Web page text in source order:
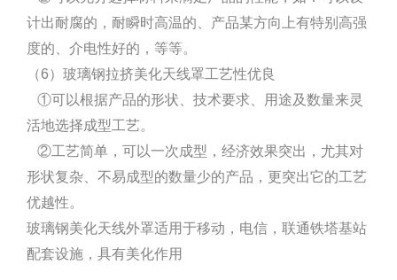
计出耐腐的，耐瞬时高温的、产品某方向上有特别高强
度的、介电性好的，等等。
（6）玻璃钢拉挤美化天线罩工艺性优良
①可以根据产品的形状、技术要求、用途及数量来灵
活地选择成型工艺。
②工艺简单，可以一次成型，经济效果突出，尤其对
形状复杂、不易成型的数量少的产品，更突出它的工艺
优越性。
玻璃钢美化天线外罩适用于移动，电信，联通铁塔基站
配套设施，具有美化作用